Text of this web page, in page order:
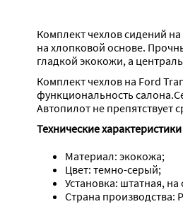
Комплект чехлов сидений
на хлопковой основе.
гладкой экокожи, а
Комплект чехлов на Ford
функциональность
Автопилот не
Технические
Материал: экокожа;
Цвет: темно-серый;
Установка: штатная,
Страна производства: